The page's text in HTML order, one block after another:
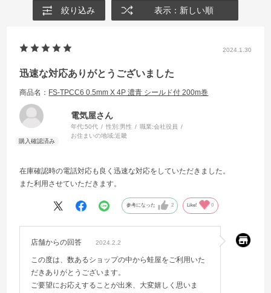
絞り込み 表示：新しい順
2024.1.30
迅速な対応ありがとうございました
商品名： FS-TPCC6 0.5mm X 4P 濃青 シールド付 200m巻
電気屋さん
年代:50代 性別:男性 職業:会社役員
お住まいの地域:近畿
在庫確認時の電話対応も良く迅速な対応をしていただきました。
また利用させていただきます。
参考になった 2 Like! 0
店舗からの回答 2024.2.2
この度は、数あるショップの中から蛙屋をご利用いた
だきありがとうございます。
ご要望にお応えすることが出来、大変嬉しく思いま